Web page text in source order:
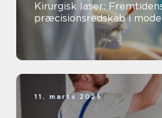
Kirurgisk laser:
præcisionsredskab i
11. marts 2025